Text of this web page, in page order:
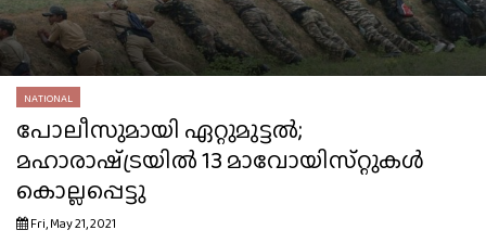
NATIONAL
പോലീസുമായി ഏറ്റുമുട്ടൽ;
മഹാരാഷ്‌ട്രയിൽ 13 മാവോയിസ്‌റ്റുകൾ
കൊല്ലപ്പെട്ടു
Fri, May 21, 2021